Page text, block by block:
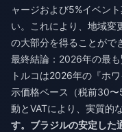
ャージおよび5%イベン
い。これにより、地域変
の大部分を得ることがで
最終結論：2026年の最
トルコは2026年の『ホ
示価格ベース（税前30
動とVATにより、実質的
す。ブラジルの安定した